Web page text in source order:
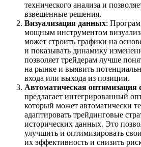
технического анализа и
взвешенные решения.
Визуализация данных:
мощным инструментом
может строить графики на
и показывать динамику
позволяет трейдерам лучше
на рынке и выявить
входа или выхода из позиции.
Автоматическая оптимизация
предлагает интегрированный
который может автоматически
адаптировать трейдинговые
исторических данных. Это
улучшить и оптимизировать
их эффективность и снизить